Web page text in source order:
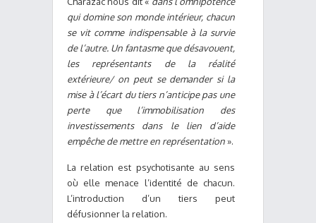
qui domine son monde intérieur, chacun
se vit comme indispensable à la survie
de l’autre. Un fantasme que désavouent,
les représentants de la réalité
extérieure/ on peut se demander si la
mise à l’écart du tiers n’anticipe pas une
perte que l’immobilisation des
investissements dans le lien d’aide
empêche de mettre en représentation ».
La relation est psychotisante au sens
où elle menace l’identité de chacun.
L’introduction d’un tiers peut
défusionner la relation.